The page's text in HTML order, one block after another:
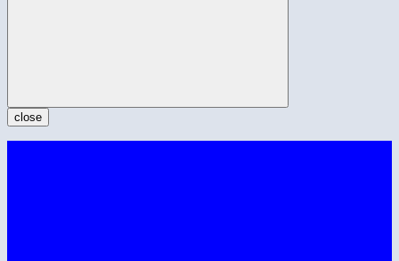
close